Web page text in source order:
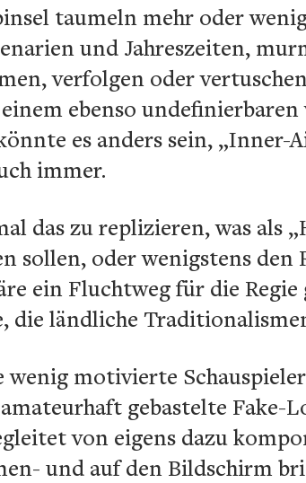
taumeln mehr oder
und Jahreszeiten,
verfolgen oder
ebenso
es anders sein,
immer.
das zu replizieren, was als
sollen, oder wenigstens den
ein Fluchtweg für die
die ländliche
wenig motivierte
gebastelte Fake-
von eigens dazu
und auf den Bildschirm